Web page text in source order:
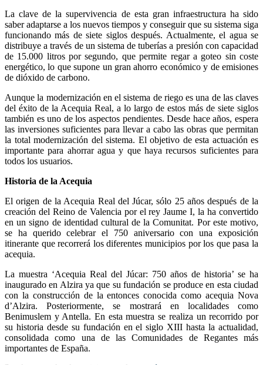
La clave de la supervivencia de esta gran infraestructura ha sido
saber adaptarse a los nuevos tiempos y conseguir que su sistema siga
funcionando más de siete siglos después. Actualmente, el agua se
distribuye a través de un sistema de tuberías a presión con capacidad
de 15.000 litros por segundo, que permite regar a goteo sin coste
energético, lo que supone un gran ahorro económico y de emisiones
de dióxido de carbono.
Aunque la modernización en el sistema de riego es una de las claves
del éxito de la Acequia Real, a lo largo de estos más de siete siglos
también es uno de los aspectos pendientes. Desde hace años, espera
las inversiones suficientes para llevar a cabo las obras que permitan
la total modernización del sistema. El objetivo de esta actuación es
importante para ahorrar agua y que haya recursos suficientes para
todos los usuarios.
Historia de la Acequia
El origen de la Acequia Real del Júcar, sólo 25 años después de la
creación del Reino de Valencia por el rey Jaume I, la ha convertido
en un signo de identidad cultural de la Comunitat. Por este motivo,
se ha querido celebrar el 750 aniversario con una exposición
itinerante que recorrerá los diferentes municipios por los que pasa la
acequia.
La muestra ‘Acequia Real del Júcar: 750 años de historia’ se ha
inaugurado en Alzira ya que su fundación se produce en esta ciudad
con la construcción de la entonces conocida como acequia Nova
d’Alzira. Posteriormente, se mostrará en localidades como
Benimuslem y Antella. En esta muestra se realiza un recorrido por
su historia desde su fundación en el siglo XIII hasta la actualidad,
consolidada como una de las Comunidades de Regantes más
importantes de España.